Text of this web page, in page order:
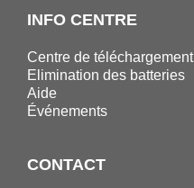
INFO CENTRE
Centre de téléchargement
Elimination des batteries
Aide
Événements
CONTACT